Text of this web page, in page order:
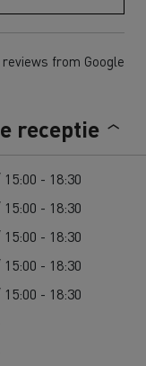
reviews from Google
receptie
- 18:30
- 18:30
- 18:30
- 18:30
- 18:30